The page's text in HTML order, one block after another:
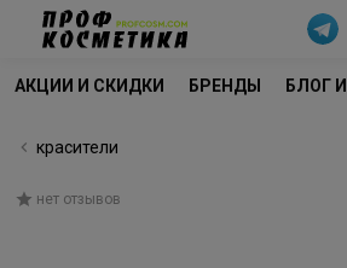
АКЦИИ И СКИДКИ БРЕНДЫ БЛОГ
красители
нет отзывов